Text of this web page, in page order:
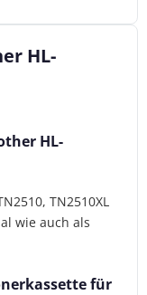
HL-
HL-
TN2510XL
wie auch als
für